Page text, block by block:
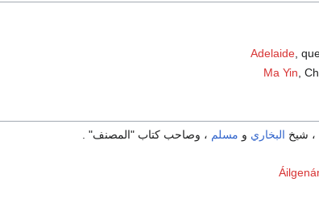
Adelaide,
Ma Yin ,
، شيخ البخاري و مسلم ، وصاحب كتاب "المصنف" .